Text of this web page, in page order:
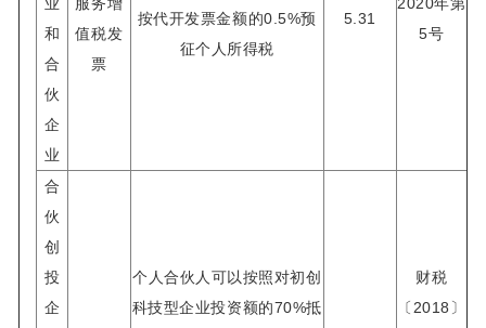
业
和
合
伙
企
业
服务增
值税发
票
按代开发票金额的0.5%预
征个人所得税
5.31
2020年第
5号
合
伙
创
投
企
个人合伙人可以按照对初创
科技型企业投资额的70%抵
财税
〔2018〕